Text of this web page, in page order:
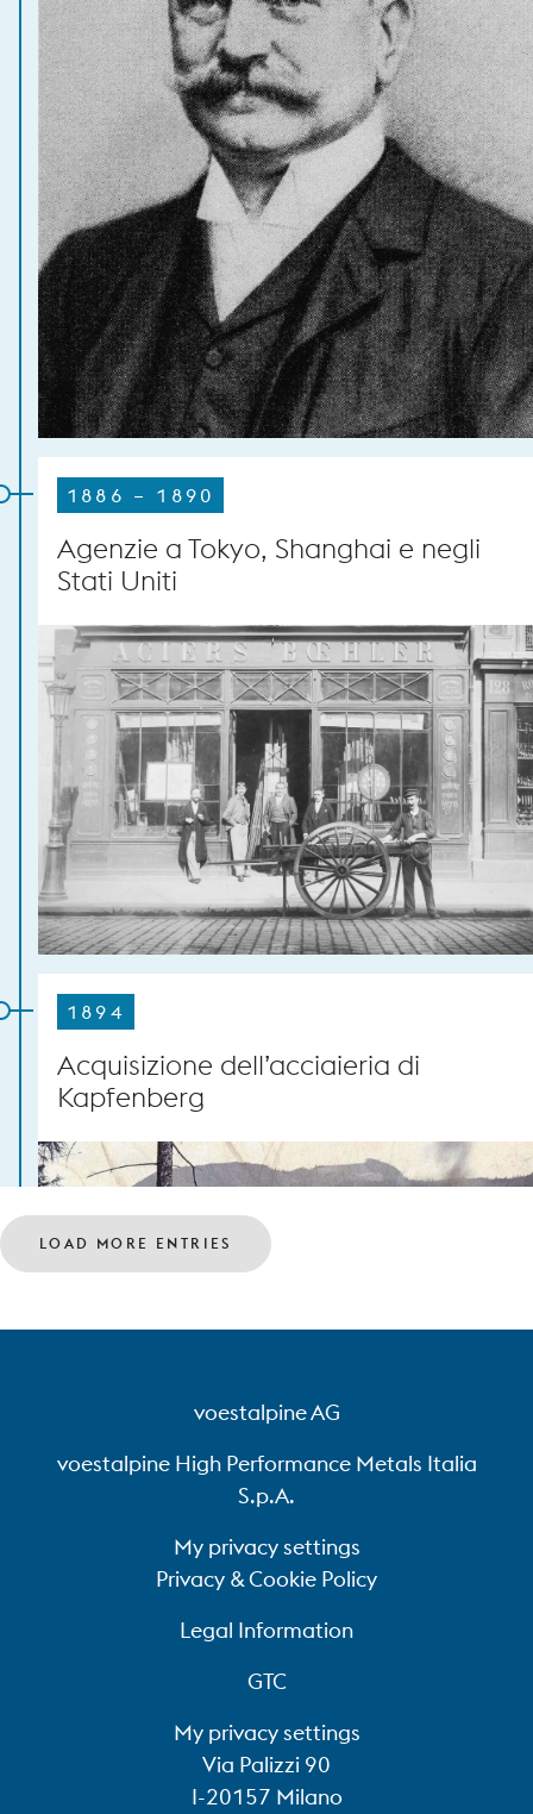
1886 – 1890
Agenzie a Tokyo, Shanghai e negli
Stati Uniti
1894
Acquisizione dell’acciaieria di
Kapfenberg
Sviluppo del rivoluzionario acciaio
Fridolin Reiser
LOAD MORE ENTRIES
voestalpine AG
voestalpine High Performance Metals Italia
S.p.A.
My privacy settings
Privacy & Cookie Policy
Legal Information
GTC
My privacy settings
Via Palizzi 90
I-20157 Milano